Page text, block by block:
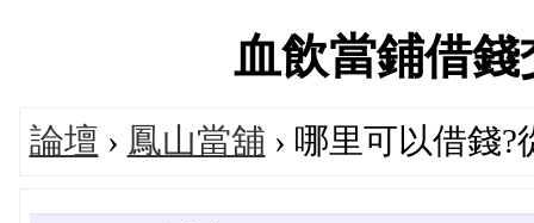
血飲當鋪借
論壇 › 鳳山當舖 › 哪里可以借錢